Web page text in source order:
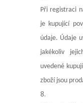
Při registraci
je kupující
údaje. Údaje
jakékoliv
uvedené
zboží jsou